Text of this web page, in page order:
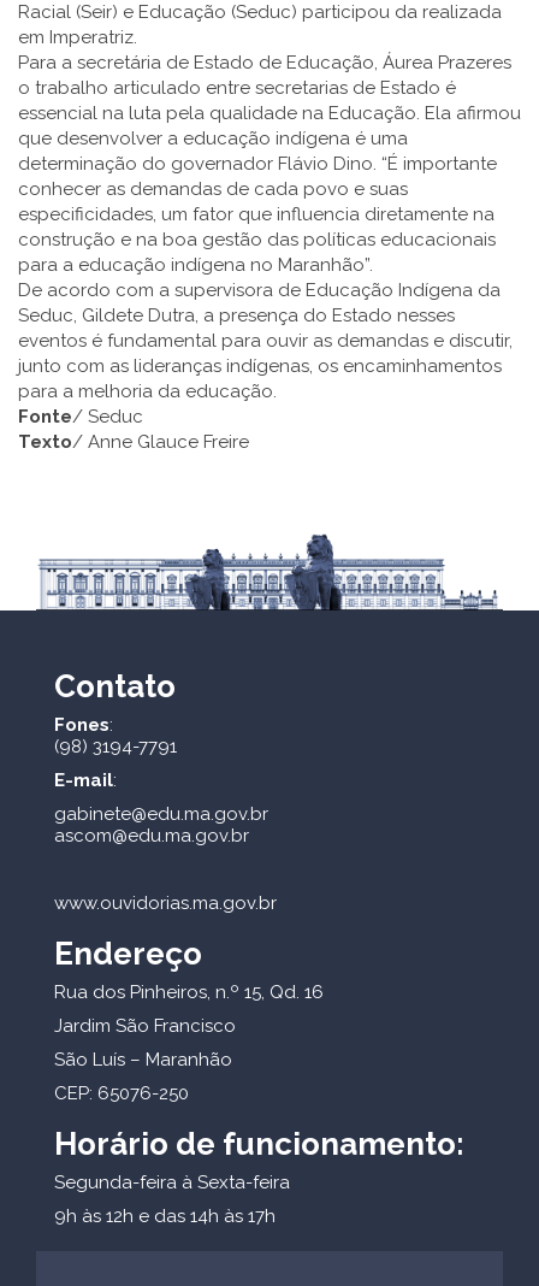
Racial (Seir) e Educação (Seduc) participou da realizada
em Imperatriz.
Para a secretária de Estado de Educação, Áurea Prazeres
o trabalho articulado entre secretarias de Estado é
essencial na luta pela qualidade na Educação. Ela afirmou
que desenvolver a educação indígena é uma
determinação do governador Flávio Dino. “É importante
conhecer as demandas de cada povo e suas
especificidades, um fator que influencia diretamente na
construção e na boa gestão das políticas educacionais
para a educação indígena no Maranhão”.
De acordo com a supervisora de Educação Indígena da
Seduc, Gildete Dutra, a presença do Estado nesses
eventos é fundamental para ouvir as demandas e discutir,
junto com as lideranças indígenas, os encaminhamentos
para a melhoria da educação.
Fonte/ Seduc
Texto/ Anne Glauce Freire
Contato
Fones:
(98) 3194-7791
E-mail:
gabinete@edu.ma.gov.br
ascom@edu.ma.gov.br
www.ouvidorias.ma.gov.br
Endereço
Rua dos Pinheiros, n.º 15, Qd. 16
Jardim São Francisco
São Luís – Maranhão
CEP: 65076-250
Horário de funcionamento:
Segunda-feira à Sexta-feira
9h às 12h e das 14h às 17h